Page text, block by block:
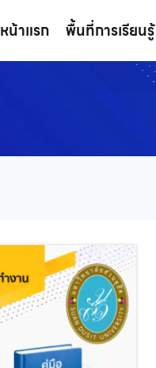
หน้าแรก พื้นที่การเรียนรู้